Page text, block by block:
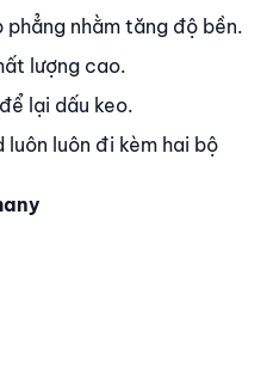
nhằm tăng độ bền.
lượng cao.
lại dấu keo.
luôn đi kèm hai bộ